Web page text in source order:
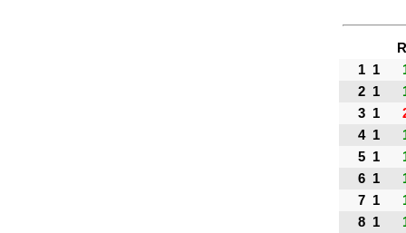
1 1
2 1
3 1
4 1
5 1
6 1
7 1
8 1